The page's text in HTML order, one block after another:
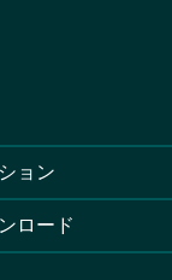
ョン
ロード